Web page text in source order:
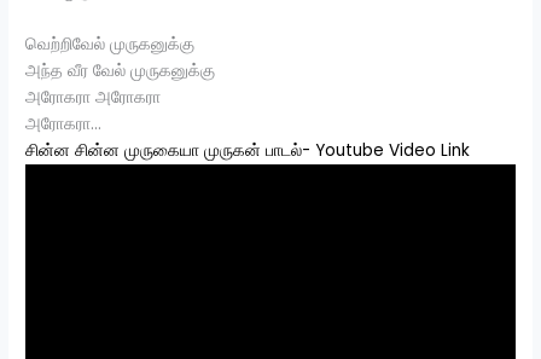
வெற்றிவேல் முருகனுக்கு
அந்த வீர வேல் முருகனுக்கு
அரோகரா அரோகரா
அரோகரா…
சின்ன சின்ன முருகையா முருகன் பாடல்- Youtube Video Link